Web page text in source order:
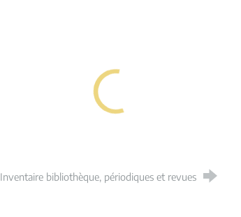
Inventaire bibliothèque, périodiques et revues